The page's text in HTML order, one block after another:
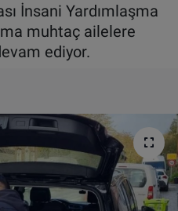
İnsani Yardımlaşma
muhtaç ailelere
ediyor.